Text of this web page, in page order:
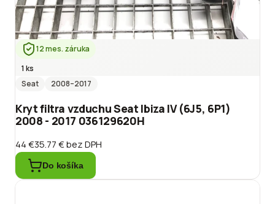
12 mes. záruka
1 ks
Seat
2008–2017
Kryt filtra vzduchu Seat Ibiza IV (6J5, 6P1)
2008 - 2017 036129620H
44 €35.77 €bez DPH
Do košíka